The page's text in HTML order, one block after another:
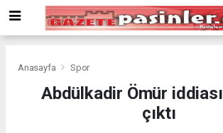
Bonusu
Veren
deneme
Anasayfa Spor
Abdülkadir Ömür iddiası
çıktı